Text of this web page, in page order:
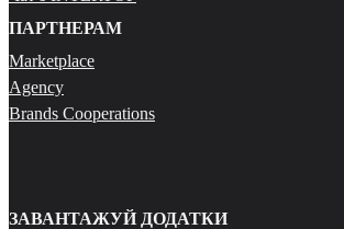
ПАРТНЕРАМ
Marketplace
Agency
Brands Cooperations
ЗАВАНТАЖУЙ ДОДАТКИ